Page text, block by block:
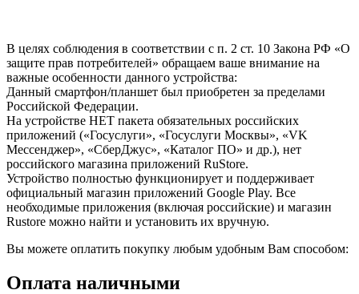
В целях соблюдения в соответствии с п. 2 ст. 10 Закона РФ «О
защите прав потребителей» обращаем ваше внимание на
важные особенности данного устройства:
Данный смартфон/планшет был приобретен за пределами
Российской Федерации.
На устройстве НЕТ пакета обязательных российских
приложений («Госуслуги», «Госуслуги Москвы», «VK
Мессенджер», «СберДжус», «Каталог ПО» и др.), нет
российского магазина приложений RuStore.
Устройство полностью функционирует и поддерживает
официальный магазин приложений Google Play. Все
необходимые приложения (включая российские) и магазин
Rustore можно найти и установить их вручную.
Вы можете оплатить покупку любым удобным Вам способом:
Оплата наличными